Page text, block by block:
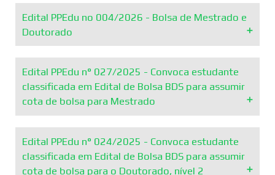
Considerando Edital PPEdu n.008/2025, referente à Bolsa
Leer más
Edital PPEdu no 004/2026 - Bolsa de Mestrado e
Doutorado
O Programa de Pós-Graduação Stricto Sensu em Educação
comunica a abertura de inscrições para CLASSIFICAÇÃO de
Bolsas Demanda Social (BDS-CAPES) – Mestrado e
Leer más
Edital PPEdu n° 027/2025 - Convoca estudante
classificada em Edital de Bolsa BDS para assumir
cota de bolsa para Mestrado
Convoca estudante classificada em Edital de Bolsa BDS
para assumir cota de bolsa para Mestrado.
Edital PPEdu n° 024/2025 - Convoca estudante
classificada em Edital de Bolsa BDS para assumir
cota de bolsa para o Doutorado, nível 2